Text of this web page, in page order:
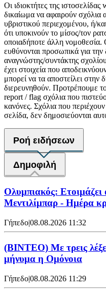
Οι ιδιοκτήτες της
δικαίωμα να αφαιρούν
υβριστικού περιεχομένου, ή/
ότι υποκινούν το μίσος/τον
οποιαδήποτε άλλη
ευθύνονται προσωπικά για
αναγνώστης/συντάκτης
έχει στοιχεία που
μπορεί να τα αποστείλει στην
διερευνηθούν. Προτρέπουμε
report / flag σχόλια που
κανόνες. Σχόλια που
σελίδα, δεν δημοσιεύονται
Ροή ειδήσεων
Δημοφιλή
Ολυμπιακός: Ετοιμάζει
Μεντιλίμπαρ - Ημέρα
Γήπεδο|08.08.2026 11:32
(ΒΙΝΤΕΟ) Με τρεις
μήνυμα η Ομόνοια
Γήπεδο|08.08.2026 11:29